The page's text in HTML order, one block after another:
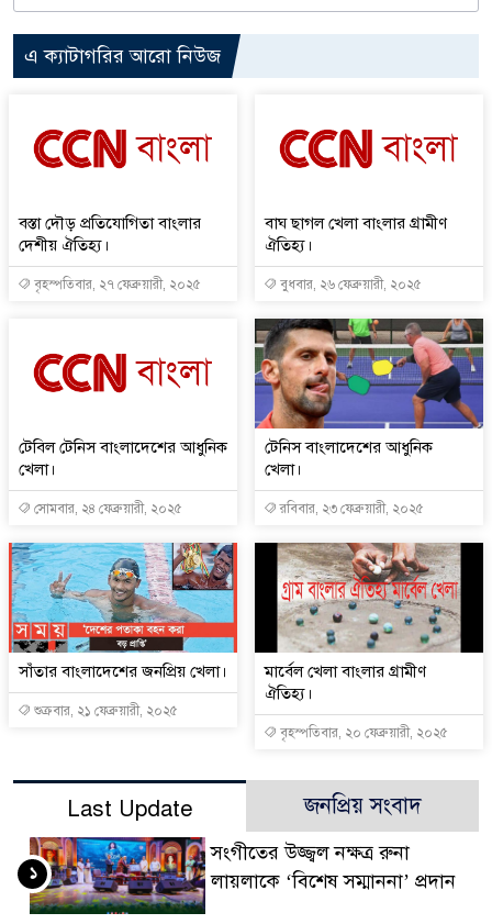
এ ক্যাটাগরির আরো নিউজ
বস্তা দৌড় প্রতিযোগিতা বাংলার
দেশীয় ঐতিহ্য।
বৃহস্পতিবার, ২৭ ফেব্রুয়ারী, ২০২৫
বাঘ ছাগল খেলা বাংলার গ্রামীণ
ঐতিহ্য।
বুধবার, ২৬ ফেব্রুয়ারী, ২০২৫
টেবিল টেনিস বাংলাদেশের আধুনিক
খেলা।
সোমবার, ২৪ ফেব্রুয়ারী, ২০২৫
টেনিস বাংলাদেশের আধুনিক
খেলা।
রবিবার, ২৩ ফেব্রুয়ারী, ২০২৫
সাঁতার বাংলাদেশের জনপ্রিয় খেলা।
শুক্রবার, ২১ ফেব্রুয়ারী, ২০২৫
মার্বেল খেলা বাংলার গ্রামীণ
ঐতিহ্য।
বৃহস্পতিবার, ২০ ফেব্রুয়ারী, ২০২৫
Last Update জনপ্রিয় সংবাদ
সংগীতের উজ্জ্বল নক্ষত্র রুনা
লায়লাকে ‘বিশেষ সম্মাননা’ প্রদান
১